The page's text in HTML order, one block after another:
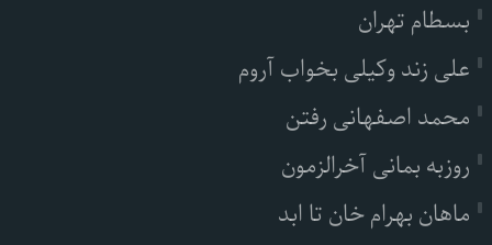
بسطام تهران
علی زند وکیلی بخواب آروم
محمد اصفهانی رفتن
روزبه بمانی آخرالزمون
ماهان بهرام خان تا ابد